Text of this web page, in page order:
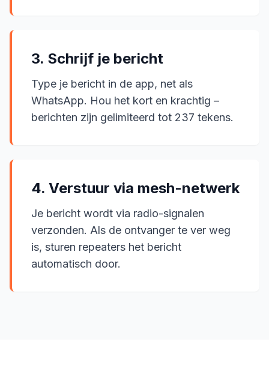
3. Schrijf je bericht
Type je bericht in de app, net als
WhatsApp. Hou het kort en krachtig –
berichten zijn gelimiteerd tot 237 tekens.
4. Verstuur via mesh-netwerk
Je bericht wordt via radio-signalen
verzonden. Als de ontvanger te ver weg
is, sturen repeaters het bericht
automatisch door.